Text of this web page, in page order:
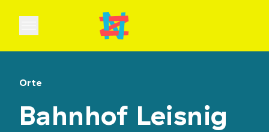
Open main menu
Orte
Bahnhof Leisnig